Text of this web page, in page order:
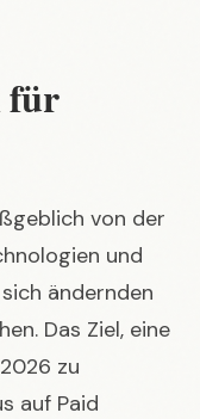
für
von der
und
ändernden
Das Ziel, eine
zu
auf Paid